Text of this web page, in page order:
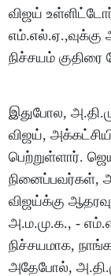
விஜய்
எம்.எல்.ஏ.,வுக்கு
நிச்சயம் குதிரை
இதுபோல,
விஜய்,
பெற்றுள்ளார்.
நினைப்பவர்கள்,
விஜய்க்கு
அ.ம.மு.க., -
நிச்சயமாக,
அதேபோல்,